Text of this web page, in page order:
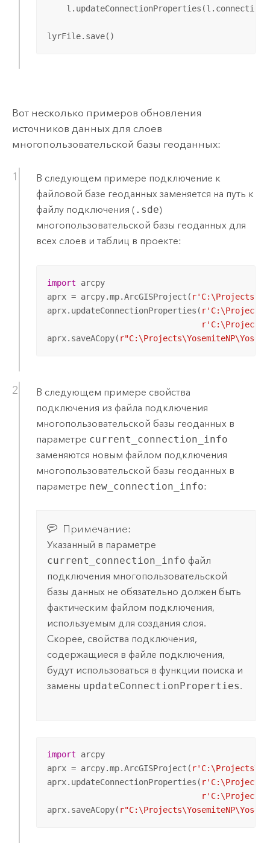
lyrFile.save()
Вот несколько примеров обновления
источников данных для слоев
многопользовательской базы геоданных:
В следующем примере подключение к
файловой базе геоданных заменяется на путь к
файлу подключения ( .sde)
многопользовательской базы геоданных для
всех слоев и таблиц в проекте:
import arcpy
aprx = arcpy.mp.ArcGISProject(
aprx.updateConnectionProperties(
aprx.saveACopy(
В следующем примере свойства
подключения из файла подключения
многопользовательской базы геоданных в
параметре current_connection_info
заменяются новым файлом подключения
многопользовательской базы геоданных в
параметре new_connection_info:
Примечание:
Указанный в параметре
current_connection_info файл
подключения многопользовательской
базы данных не обязательно должен быть
фактическим файлом подключения,
используемым для создания слоя.
Скорее, свойства подключения,
содержащиеся в файле подключения,
будут использоваться в функции поиска и
замены updateConnectionProperties.
import arcpy
aprx = arcpy.mp.ArcGISProject(
aprx.updateConnectionProperties(
aprx.saveACopy(